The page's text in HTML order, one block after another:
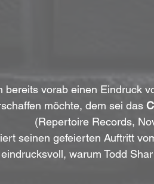
bereits vorab einen Eindruck
möchte, dem sei das
(Repertoire Records,
seinen gefeierten Auftritt
eindrucksvoll, warum Todd